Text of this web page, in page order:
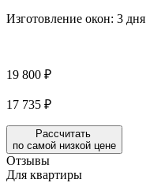
Изготовление окон: 3 дня
19 800 ₽
17 735 ₽
Рассчитать
по самой низкой цене
Отзывы
Для квартиры